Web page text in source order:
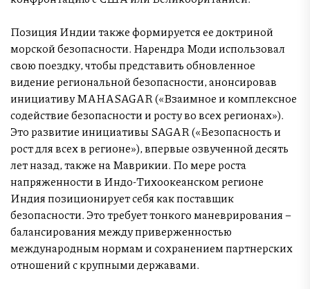
Позиция Индии также формируется ее доктриной
морской безопасности. Нарендра Моди использовал
свою поездку, чтобы представить обновленное
видение региональной безопасности, анонсировав
инициативу MAHASAGAR («Взаимное и комплексное
содействие безопасности и росту во всех регионах»).
Это развитие инициативы SAGAR («Безопасность и
рост для всех в регионе»), впервые озвученной десять
лет назад, также на Маврикии. По мере роста
напряженности в Индо-Тихоокеанском регионе
Индия позиционирует себя как поставщик
безопасности. Это требует тонкого маневрирования –
балансирования между приверженностью
международным нормам и сохранением партнерских
отношений с крупными державами.